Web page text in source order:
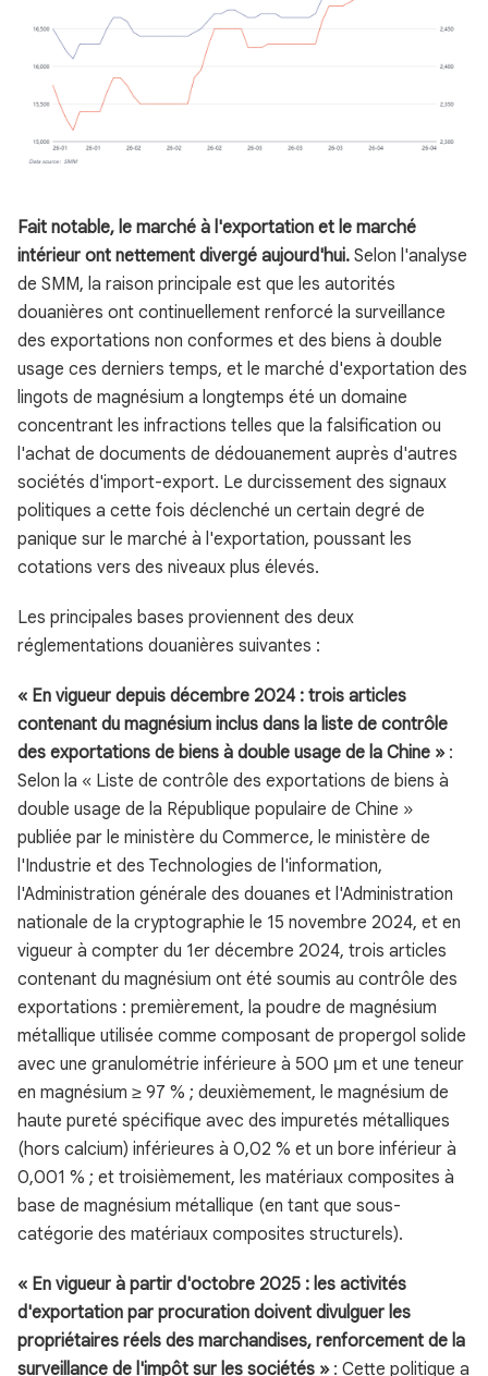
Fait notable, le marché à l'exportation et le marché
intérieur ont nettement divergé aujourd'hui. Selon l'analyse
de SMM, la raison principale est que les autorités
douanières ont continuellement renforcé la surveillance
des exportations non conformes et des biens à double
usage ces derniers temps, et le marché d'exportation des
lingots de magnésium a longtemps été un domaine
concentrant les infractions telles que la falsification ou
l'achat de documents de dédouanement auprès d'autres
sociétés d'import-export. Le durcissement des signaux
politiques a cette fois déclenché un certain degré de
panique sur le marché à l'exportation, poussant les
cotations vers des niveaux plus élevés.
Les principales bases proviennent des deux
réglementations douanières suivantes :
« En vigueur depuis décembre 2024 : trois articles
contenant du magnésium inclus dans la liste de contrôle
des exportations de biens à double usage de la Chine »:
Selon la « Liste de contrôle des exportations de biens à
double usage de la République populaire de Chine »
publiée par le ministère du Commerce, le ministère de
l'Industrie et des Technologies de l'information,
l'Administration générale des douanes et l'Administration
nationale de la cryptographie le 15 novembre 2024, et en
vigueur à compter du 1er décembre 2024, trois articles
contenant du magnésium ont été soumis au contrôle des
exportations : premièrement, la poudre de magnésium
métallique utilisée comme composant de propergol solide
avec une granulométrie inférieure à 500 μm et une teneur
en magnésium ≥ 97 % ; deuxièmement, le magnésium de
haute pureté spécifique avec des impuretés métalliques
(hors calcium) inférieures à 0,02 % et un bore inférieur à
0,001 % ; et troisièmement, les matériaux composites à
base de magnésium métallique (en tant que sous-
catégorie des matériaux composites structurels).
« En vigueur à partir d'octobre 2025 : les activités
d'exportation par procuration doivent divulguer les
propriétaires réels des marchandises, renforcement de la
surveillance de l'impôt sur les sociétés »: Cette politique a